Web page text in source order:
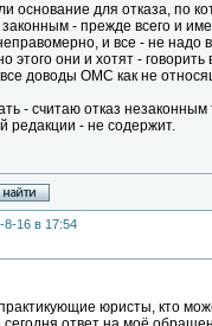
основание для отказа, по
законным - прежде всего и
и все - не надо
этого они и хотят -
доводы ОМС как не
- считаю отказ
редакции - не содержит.
16 в 17:54
юристы, кто